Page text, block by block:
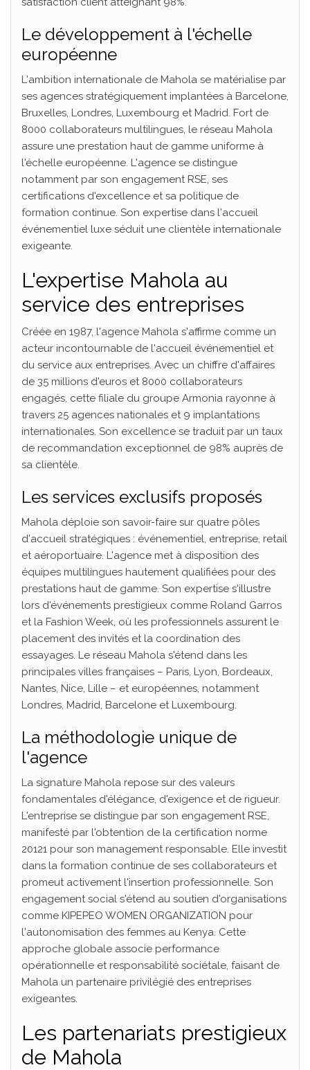
Le développement à l'échelle
européenne
L'ambition internationale de Mahola se matérialise par
ses agences stratégiquement implantées à Barcelone,
Bruxelles, Londres, Luxembourg et Madrid. Fort de
8000 collaborateurs multilingues, le réseau Mahola
assure une prestation haut de gamme uniforme à
l'échelle européenne. L'agence se distingue
notamment par son engagement RSE, ses
certifications d'excellence et sa politique de
formation continue. Son expertise dans l'accueil
événementiel luxe séduit une clientèle internationale
exigeante.
L'expertise Mahola au
service des entreprises
Créée en 1987, l'agence Mahola s'affirme comme un
acteur incontournable de l'accueil événementiel et
du service aux entreprises. Avec un chiffre d'affaires
de 35 millions d'euros et 8000 collaborateurs
engagés, cette filiale du groupe Armonia rayonne à
travers 25 agences nationales et 9 implantations
internationales. Son excellence se traduit par un taux
de recommandation exceptionnel de 98% auprès de
sa clientèle.
Les services exclusifs proposés
Mahola déploie son savoir-faire sur quatre pôles
d'accueil stratégiques : événementiel, entreprise, retail
et aéroportuaire. L'agence met à disposition des
équipes multilingues hautement qualifiées pour des
prestations haut de gamme. Son expertise s'illustre
lors d'événements prestigieux comme Roland Garros
et la Fashion Week, où les professionnels assurent le
placement des invités et la coordination des
essayages. Le réseau Mahola s'étend dans les
principales villes françaises – Paris, Lyon, Bordeaux,
Nantes, Nice, Lille – et européennes, notamment
Londres, Madrid, Barcelone et Luxembourg.
La méthodologie unique de
l'agence
La signature Mahola repose sur des valeurs
fondamentales d'élégance, d'exigence et de rigueur.
L'entreprise se distingue par son engagement RSE,
manifesté par l'obtention de la certification norme
20121 pour son management responsable. Elle investit
dans la formation continue de ses collaborateurs et
promeut activement l'insertion professionnelle. Son
engagement social s'étend au soutien d'organisations
comme KIPEPEO WOMEN ORGANIZATION pour
l'autonomisation des femmes au Kenya. Cette
approche globale associe performance
opérationnelle et responsabilité sociétale, faisant de
Mahola un partenaire privilégié des entreprises
exigeantes.
Les partenariats prestigieux
de Mahola